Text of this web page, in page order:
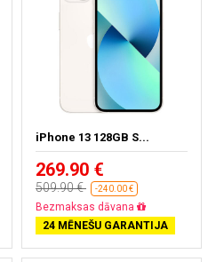
iPhone 13 128GB S...
269.90 €
509.90 € -240.00 €
Bezmaksas dāvana
24 MĒNEŠU GARANTIJA